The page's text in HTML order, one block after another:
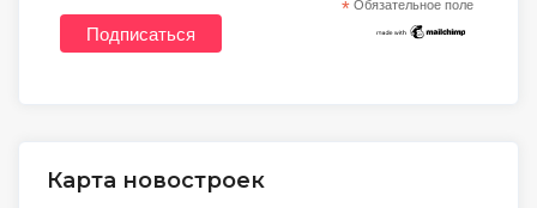
* Обязательное поле
Карта новостроек